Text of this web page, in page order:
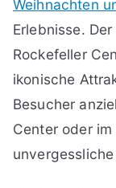
Weihnachten
Erlebnisse.
Rockefeller
ikonische
Besucher
Center oder